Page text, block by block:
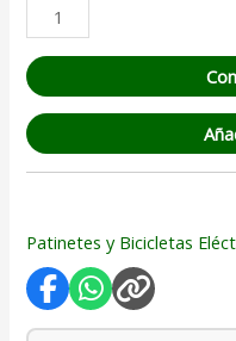
Patinetes y Bicicletas